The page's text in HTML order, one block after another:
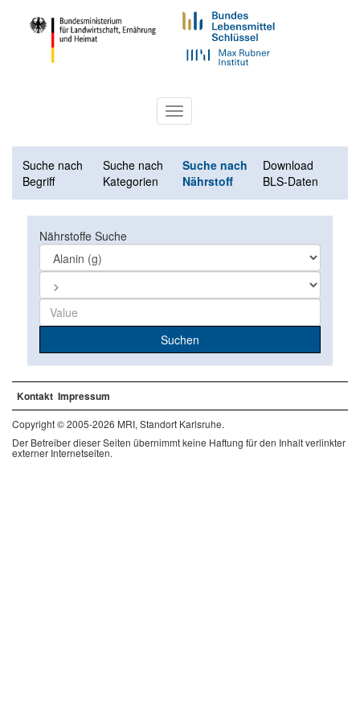
Toggle
navigation
Suche nach
Begriff
Suche nach
Kategorien
Suche nach
Nährstoff
Download
BLS-Daten
Nährstoffe Suche
Suchen
Kontakt Impressum
Copyright © 2005-2026 MRI, Standort Karlsruhe.
Der Betreiber dieser Seiten übernimmt keine Haftung für den Inhalt verlinkter
externer Internetseiten.